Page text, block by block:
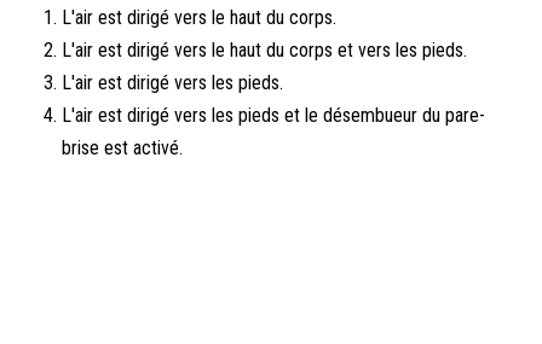
L'air est dirigé vers le haut du corps.
L'air est dirigé vers le haut du corps et vers les pieds.
L'air est dirigé vers les pieds.
L'air est dirigé vers les pieds et le désembueur du pare-
brise est activé.